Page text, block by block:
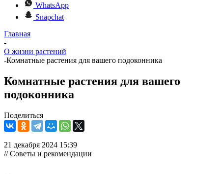
WhatsApp
Snapchat
Главная
-
О жизни растений
-Комнатные растения для вашего подоконника
Комнатные растения для вашего
подоконника
Поделиться
21 декабря 2024 15:39
// Советы и рекомендации